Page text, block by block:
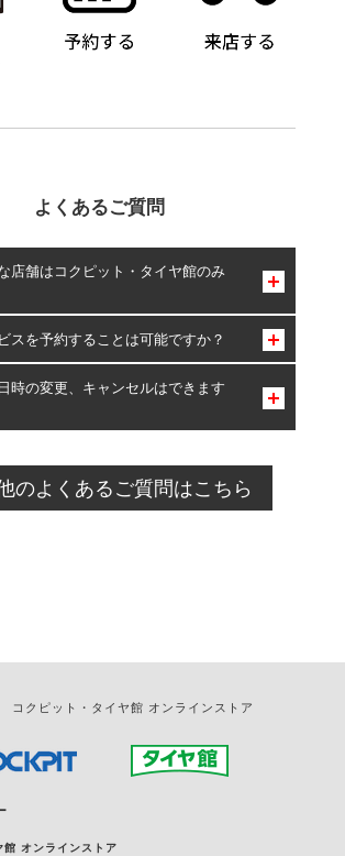
よくあるご質問
店舗はコクピット・タイヤ館のみ
・タイヤ館のみとなります。
スを予約することは可能ですか？
スのご予約は可能です。
サービスの組み合わせに限り、同時にご予約が
ございます。
時の変更、キャンセルはできます
日の3営業日前を過ぎている場合のご予約
につきましては、直接ご予約の店舗まで
のよくあるご質問はこちら
コクピット・タイヤ館 オンラインストア
館 オンラインストア